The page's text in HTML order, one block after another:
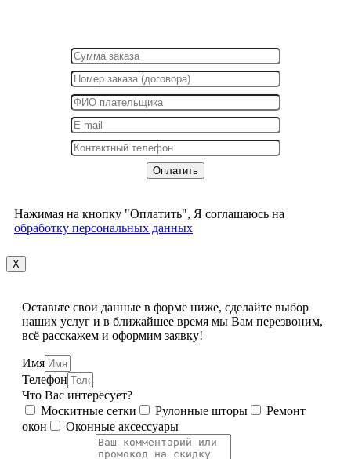
Нажимая на кнопку "Оплатить", Я соглашаюсь на
обработку персональных данных
X
Оставьте свои данные в форме ниже, сделайте выбор
наших услуг и в ближайшее время мы Вам перезвоним,
всё расскажем и оформим заявку!
Имя
Телефон
Что Вас интересует?
Москитные сетки
Рулонные шторы
Ремонт
окон
Оконные аксессуары